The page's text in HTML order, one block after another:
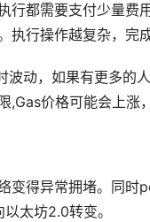
行都需要支付少量
执行操作越复杂，完
波动，如果有更多的
,Gas价格可能会上涨
变得异常拥堵。同时
太坊2.0转变。